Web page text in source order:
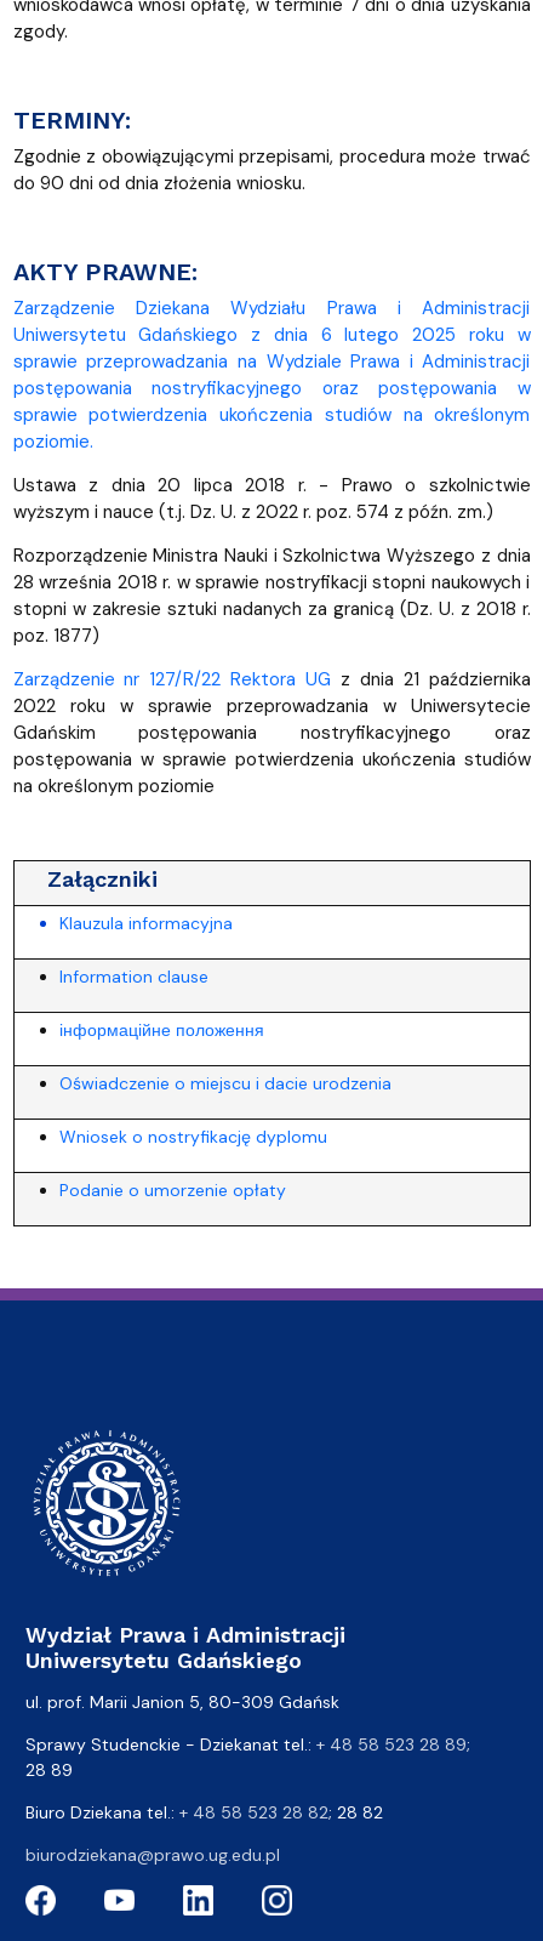
zgody.
TERMINY:
Zgodnie z obowiązującymi przepisami, procedura może trwać
do 90 dni od dnia złożenia wniosku.
AKTY PRAWNE:
Zarządzenie Dziekana Wydziału Prawa i Administracji
Uniwersytetu Gdańskiego z dnia 6 lutego 2025 roku w
sprawie przeprowadzania na Wydziale Prawa i Administracji
postępowania nostryfikacyjnego oraz postępowania w
sprawie potwierdzenia ukończenia studiów na określonym
poziomie.
Ustawa z dnia 20 lipca 2018 r. - Prawo o szkolnictwie
wyższym i nauce (t.j. Dz. U. z 2022 r. poz. 574 z późn. zm.)
Rozporządzenie Ministra Nauki i Szkolnictwa Wyższego z dnia
28 września 2018 r. w sprawie nostryfikacji stopni naukowych i
stopni w zakresie sztuki nadanych za granicą (Dz. U. z 2018 r.
poz. 1877)
Zarządzenie nr 127/R/22 Rektora UG z dnia 21 października
2022 roku w sprawie przeprowadzania w Uniwersytecie
Gdańskim postępowania nostryfikacyjnego oraz
postępowania w sprawie potwierdzenia ukończenia studiów
na określonym poziomie
Załączniki
Klauzula informacyjna
Information clause
інформаційне положення
Oświadczenie o miejscu i dacie urodzenia
Wniosek o nostryfikację dyplomu
Podanie o umorzenie opłaty
Wydział Prawa i Administracji
Uniwersytetu Gdańskiego
ul. prof. Marii Janion 5, 80-309 Gdańsk
Sprawy Studenckie - Dziekanat tel.: + 48 58 523 28 89;
28 89
Biuro Dziekana tel.: + 48 58 523 28 82; 28 82
biurodziekana@prawo.ug.edu.pl